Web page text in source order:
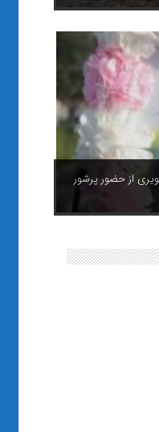
از حضور پرشور